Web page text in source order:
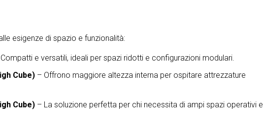
esigenze di spazio e funzionalità:
e versatili, ideali per spazi ridotti e configurazioni modulari.
Cube) – Offrono maggiore altezza interna per ospitare attrezzature
Cube) – La soluzione perfetta per chi necessita di ampi spazi operativi e